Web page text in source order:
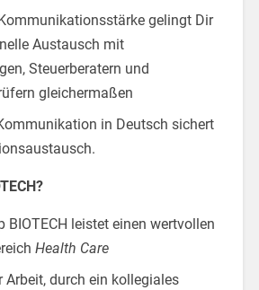
gelingt Dir
Austausch mit
Steuerberatern und
gleichermaßen
in Deutsch sichert
BIOTECH leistet einen wertvollen
Health Care
Arbeit, durch ein kollegiales